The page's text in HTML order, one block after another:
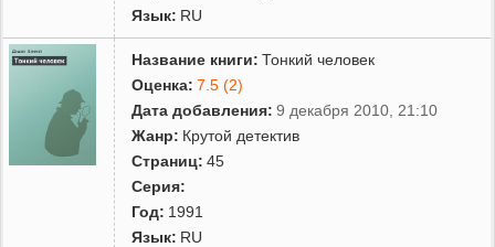
Язык: RU
Название книги: Тонкий человек
Оценка: 7.5 (2)
Дата добавления: 9 декабря 2010, 21:10
Жанр: Крутой детектив
Страниц: 45
Серия:
Год: 1991
Язык: RU